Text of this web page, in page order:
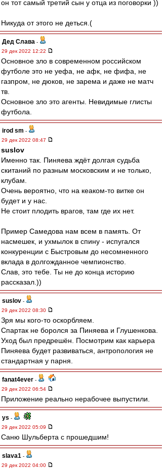
он тот самый третий сын у отца из поговорки ))
Никуда от этого не деться.(
Дед Слава -
29 дек 2022 12:22
Основное зло в современном российском
футболе это не уефа, не афк, не фифа, не
газпром, не дюков, не зарема и даже не матч
тв.
Основное зло это агенты. Невидимые глисты
футбола.
irod sm -
29 дек 2022 08:47
suslov
Именно так. Пиняева ждёт долгая судьба
скитаний по разным московским и не только,
клубам.
Очень вероятно, что на кеаком-то витке он
будет и у нас.
Не стоит плодить врагов, там где их нет.
Пример Самедова нам всем в память. От
насмешек, и ухмылок в спину - испугался
конкуренции с Быстровым до несомненного
вклада в долгожданное чемпионство.
Слав, это тебе. Ты не до конца историю
рассказал.))
suslov -
29 дек 2022 08:30
Зря мы кого-то оскорбляем.
Спартак не боролся за Пиняева и Глушенкова.
Уход был предрешён. Посмотрим как карьера
Пиняева будет развиваться, антропология не
стандартная у парня.
fanat4ever -
29 дек 2022 06:54
Приложение реально нерабочее выпустили.
ys -
29 дек 2022 05:09
Саню Шульберта с прошедшим!
slava1 -
29 дек 2022 04:00